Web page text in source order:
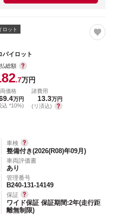
ロット
イロット
総額
.7万円
価格
万円
込 *10%)
諸費用
13.3万円
(リ済込)
車検
整備付き(2026(R08)年09月)
車両評価書
あり
管理番号
B240-131-14149
保証
ワイド保証 保証期間:2年(走行距
離無制限)